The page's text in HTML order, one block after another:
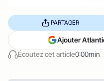
Écoutez cet article0:00min
PARTAGER
Ajouter